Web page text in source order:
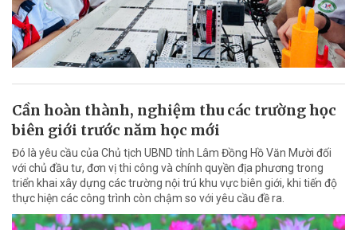
Cần hoàn thành, nghiệm thu các trường học
biên giới trước năm học mới
Đó là yêu cầu của Chủ tịch UBND tỉnh Lâm Đồng Hồ Văn Mười đối
với chủ đầu tư, đơn vị thi công và chính quyền địa phương trong
triển khai xây dựng các trường nội trú khu vực biên giới, khi tiến độ
thực hiện các công trình còn chậm so với yêu cầu đề ra.